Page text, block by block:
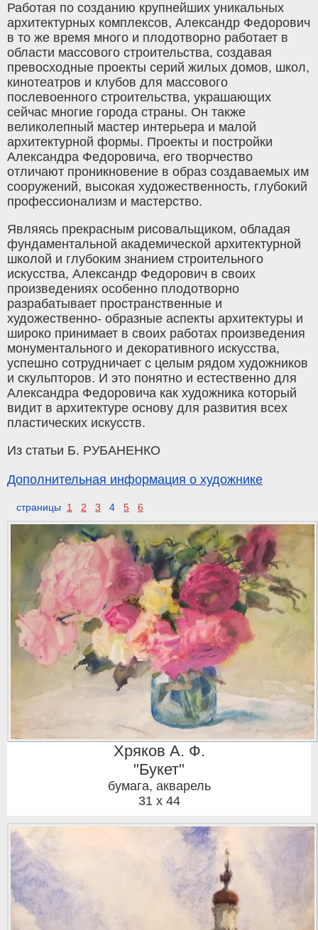
Работая по созданию крупнейших уникальных
архитектурных комплексов, Александр Федорович
в то же время много и плодотворно работает в
области массового строительства, создавая
превосходные проекты серий жилых домов, школ,
кинотеатров и клубов для массового
послевоенного строительства, украшающих
сейчас многие города страны. Он также
великолепный мастер интерьера и малой
архитектурной формы. Проекты и постройки
Александра Федоровича, его творчество
отличают проникновение в образ создаваемых им
сооружений, высокая художественность, глубокий
профессионализм и мастерство.
Являясь прекрасным рисовальщиком, обладая
фундаментальной академической архитектурной
школой и глубоким знанием строительного
искусства, Александр Федорович в своих
произведениях особенно плодотворно
разрабатывает пространственные и
художественно- образные аспекты архитектуры и
широко принимает в своих работах произведения
монументального и декоративного искусства,
успешно сотрудничает с целым рядом художников
и скульпторов. И это понятно и естественно для
Александра Федоровича как художника который
видит в архитектуре основу для развития всех
пластических искусств.
Из статьи Б. РУБАНЕНКО
Дополнительная информация о художнике
страницы 1 2 3 4 5 6
Хряков А. Ф.
"Букет"
бумага, акварель
31 x 44